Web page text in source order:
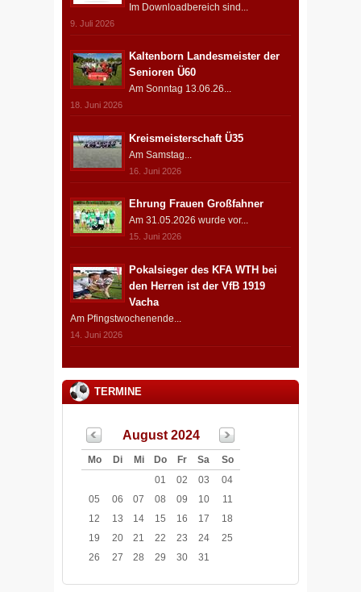
Im Downloadbereich sind...
9. Juli 2026
Kaltenborn Landesmeister der
Senioren Ü60
Am Sonntag 13.06.26...
18. Juni 2026
Kreismeisterschaft Ü35
Am Samstag...
16. Juni 2026
Ehrung Frauen Großfahner
Am 31.05.2026 wurde vor...
15. Juni 2026
Pokalsieger des KFA WTH bei
den Herren ist der VfB 1919
Vacha
Am Pfingstwochenende...
14. Juni 2026
TERMINE
August 2024
Mo Di Mi Do Fr Sa
So
01
02 03
04
05
06 07 08 09 10
11
12
13 14 15 16 17
18
19
20 21 22 23 24
25
26
27 28 29 30 31